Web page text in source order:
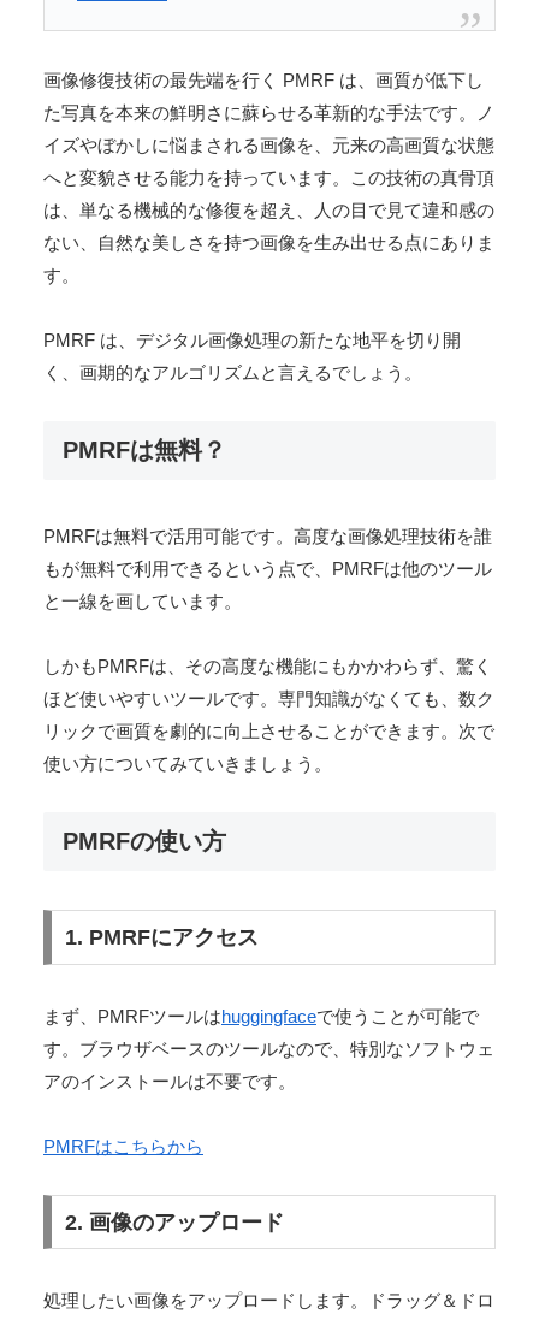
PMRFとは？
た写真を本来の鮮明さに蘇らせる革新的な手法です。ノ
イズやぼかしに悩まされる画像を、元来の高画質な状態
へと変貌させる能力を持っています。この技術の真骨頂
ない、自然な美しさを持つ画像を生み出せる点にありま
す。
PMRF は、デジタル画像処理の新たな地平を切り開
PMRFは無料で活用可能です。高度な画像処理技術を誰
と一線を画しています。
しかもPMRFは、その高度な機能にもかかわらず、驚く
リックで画質を劇的に向上させることができます。次で
使い方についてみていきましょう。